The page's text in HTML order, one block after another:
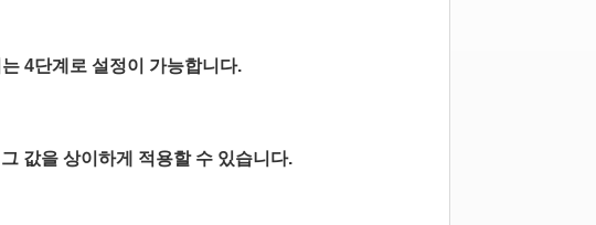
4단계로 설정이 가능합니다.
값을 상이하게 적용할 수 있습니다.